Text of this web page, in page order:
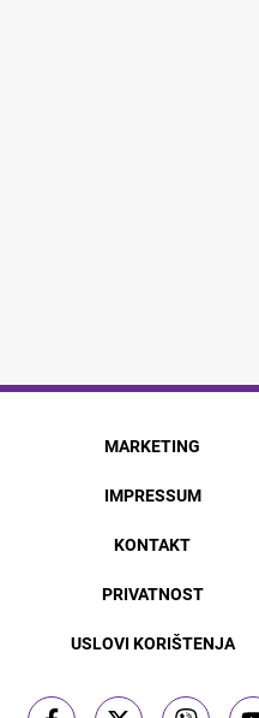
MARKETING
IMPRESSUM
KONTAKT
PRIVATNOST
USLOVI KORIŠTENJA